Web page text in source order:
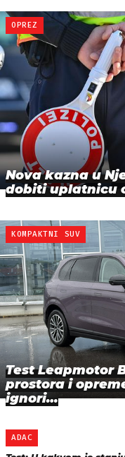
OPREZ
Nova kazna u
dobiti uplatnicu
KOMPAKTNI SUV
Test Leapmotor
prostora i
ignori…
ADAC